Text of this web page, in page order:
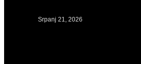
Srpanj 21, 2026